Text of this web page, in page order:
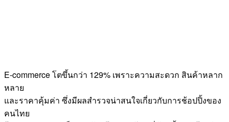
E-commerce โตขึ้นกว่า 129% เพราะความสะดวก สินค้าหลาก
หลาย
และราคาคุ้มค่า ซึ่งมีผลสำรวจน่าสนใจเกี่ยวกับการช้อปปิ้งของ
คนไทย